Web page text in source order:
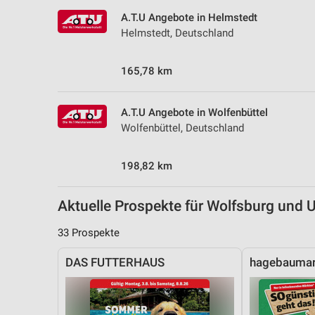
A.T.U Angebote in Helmstedt
Helmstedt, Deutschland
165,78 km
A.T.U Angebote in Wolfenbüttel
Wolfenbüttel, Deutschland
198,82 km
Aktuelle Prospekte für Wolfsburg und
33 Prospekte
DAS FUTTERHAUS
Messung der Performance von Inhalten
Analyse von Zielgruppen durch Statistiken oder Kombinationen
Entwicklung und Verbesserung der Angebote
Verwendung reduzierter Daten zur Auswahl von Inhalten
IAB-Besonderheiten:
Nicht-IAB-Verarbeitungszwecke:
Notwendig
Performance